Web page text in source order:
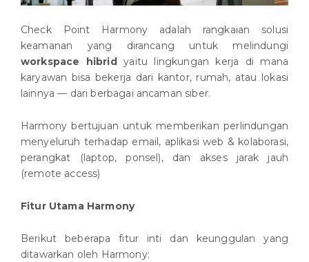
Check Point Harmony adalah rangkaian solusi
keamanan yang dirancang untuk melindungi
workspace hibrid
yaitu lingkungan kerja di mana
karyawan bisa bekerja dari kantor, rumah, atau lokasi
lainnya — dari berbagai ancaman siber.
Harmony bertujuan untuk memberikan perlindungan
menyeluruh terhadap email, aplikasi web & kolaborasi,
perangkat (laptop, ponsel), dan akses jarak jauh
(remote access)
Fitur Utama Harmony
Berikut beberapa fitur inti dan keunggulan yang
ditawarkan oleh Harmony: